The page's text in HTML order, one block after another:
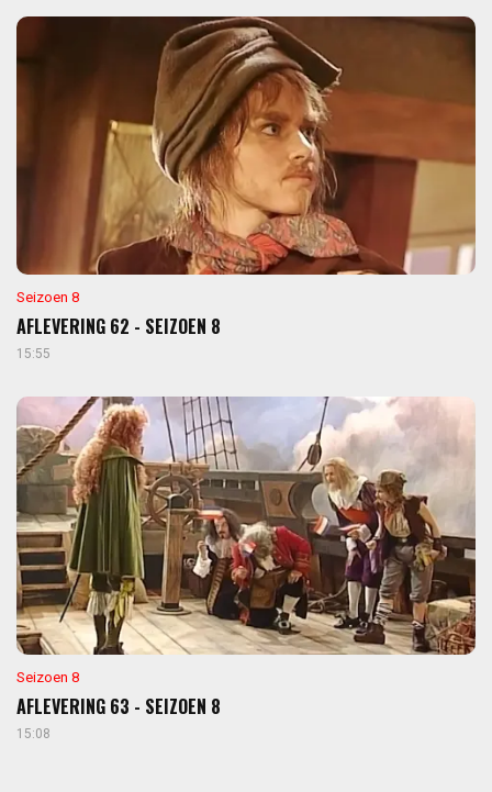
Seizoen 8
AFLEVERING 62 - SEIZOEN 8
15:55
Seizoen 8
AFLEVERING 63 - SEIZOEN 8
15:08